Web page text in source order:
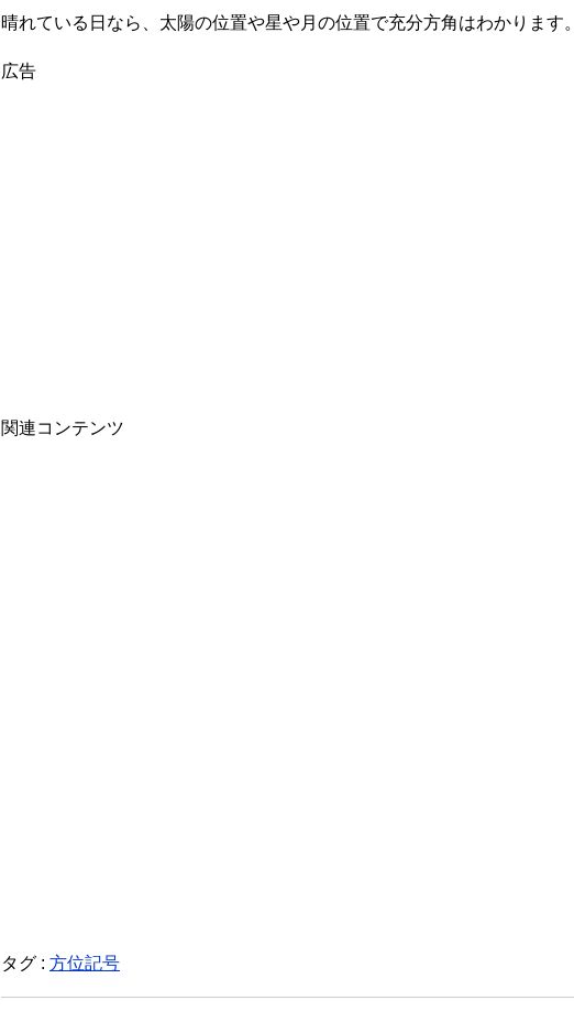
晴れている日なら、太陽の位置や星や月の位置で充分方角はわかります。
広告
関連コンテンツ
タグ : 方位記号